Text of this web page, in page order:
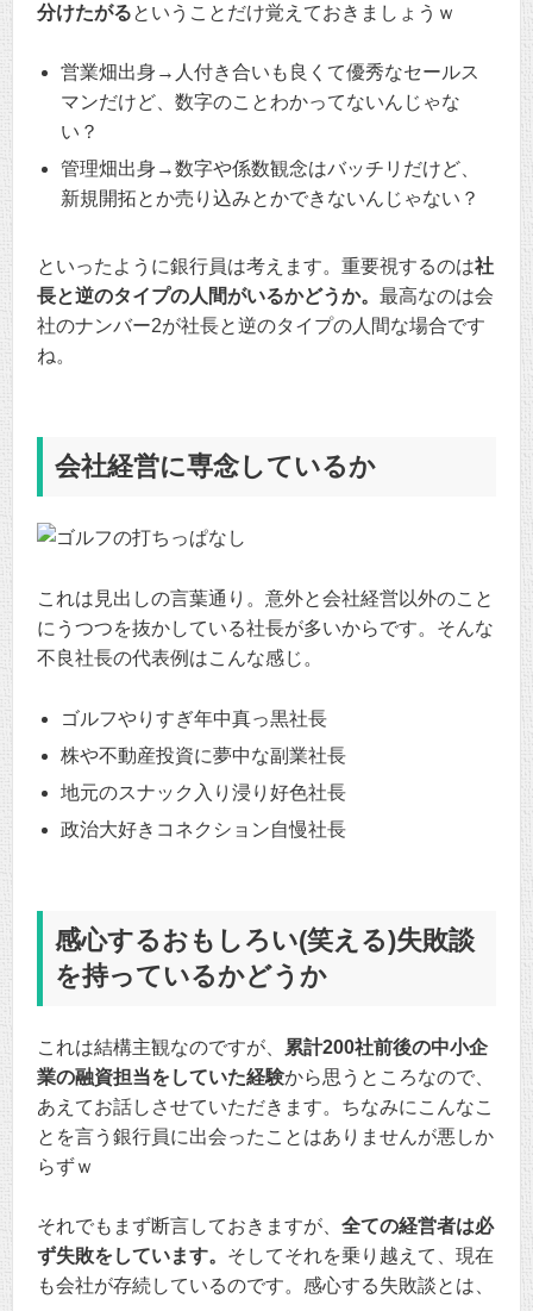
分けたがるということだけ覚えておきましょうｗ
営業畑出身→人付き合いも良くて優秀なセールス
マンだけど、数字のことわかってないんじゃな
い？
管理畑出身→数字や係数観念はバッチリだけど、
新規開拓とか売り込みとかできないんじゃない？
といったように銀行員は考えます。重要視するのは社
長と逆のタイプの人間がいるかどうか。 最高なのは会
社のナンバー2が社長と逆のタイプの人間な場合です
ね。
会社経営に専念しているか
これは見出しの言葉通り。意外と会社経営以外のこと
にうつつを抜かしている社長が多いからです。そんな
不良社長の代表例はこんな感じ。
ゴルフやりすぎ年中真っ黒社長
株や不動産投資に夢中な副業社長
地元のスナック入り浸り好色社長
政治大好きコネクション自慢社長
感心するおもしろい(笑える)失敗談
を持っているかどうか
これは結構主観なのですが、
累計200社前後の中小企
業の融資担当をしていた経験から思うところなので、
あえてお話しさせていただきます。ちなみにこんなこ
とを言う銀行員に出会ったことはありませんが悪しか
らずｗ
それでもまず断言しておきますが、 全ての経営者は必
ず失敗をしています。 そしてそれを乗り越えて、現在
も会社が存続しているのです。感心する失敗談とは、